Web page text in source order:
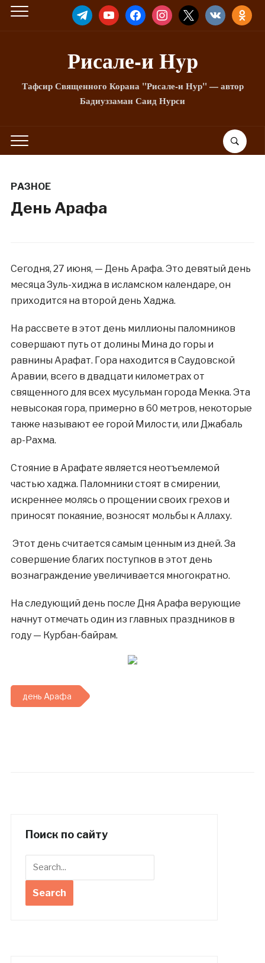
TELEGRAMYOUTUBEFACEBOOKINSTAGRAM
X VKONTAKTE
Рисале-и Hyp
Тафсир Священного Корана "Рисале-и Нур" — автор
Бадиуззаман Саид Нурси
РАЗНОЕ
День Арафа
Сегодня, 27 июня, — День Арафа. Это девятый день
месяца Зуль-хиджа в исламском календаре, он
приходится на второй день Хаджа.
На рассвете в этот день миллионы паломников
совершают путь от долины Мина до горы и
равнины Арафат. Гора находится в Саудовской
Аравии, всего в двадцати километрах от
священного для всех мусульман города Мекка. Эта
невысокая гора, примерно в 60 метров, некоторые
также называют ее горой Милости, или Джабаль
ар-Рахма.
Стояние в Арафате является неотъемлемой
частью хаджа. Паломники стоят в смирении,
искреннее молясь о прощении своих грехов и
приносят покаяние, возносят мольбы к Аллаху.
Этот день считается самым ценным из дней. За
совершение благих поступков в этот день
вознаграждение увеличивается многократно.
На следующий день после Дня Арафа верующие
начнут отмечать один из главных праздников в
году — Курбан-байрам.
день Арафа
Поиск по сайту